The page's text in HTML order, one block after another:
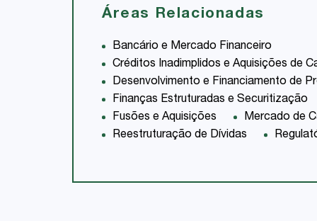
Áreas Relacionadas
Bancário e Mercado Financeiro
Créditos Inadimplidos e Aquisições de
Desenvolvimento e Financiamento de
Finanças Estruturadas e Securitização
Fusões e Aquisições
Mercado de
Reestruturação de Dívidas